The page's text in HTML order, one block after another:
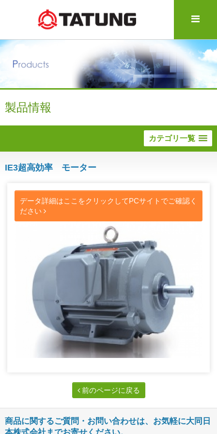
製品情報
カテゴリ一覧
IE3超高効率 モーター
データ詳細はここをクリックしてPCサイトでご確認く
ださい
前のページに戻る
商品に関するご質問・お問い合わせは、お気軽に大同日